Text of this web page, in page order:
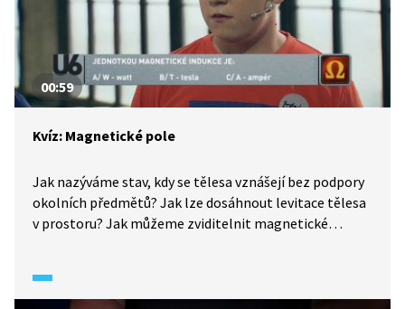
00:59
Kvíz: Magnetické pole
Jak nazýváme stav, kdy se tělesa vznášejí bez podpory
okolních předmětů? Jak lze dosáhnout levitace tělesa
v prostoru? Jak můžeme zviditelnit magnetické